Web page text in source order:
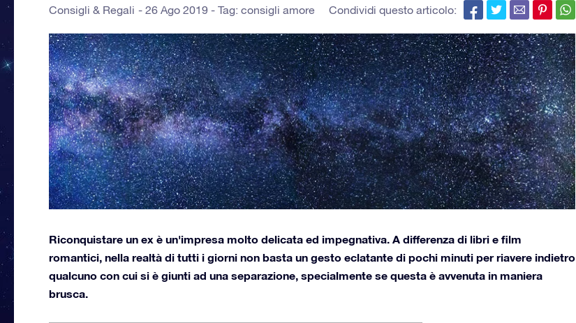
Consigli & Regali 26 Ago 2019 - Tag: consigli amore Condividi questo articolo:
Riconquistare un ex è un'impresa molto delicata ed impegnativa. A differenza di libri e film
romantici, nella realtà di tutti i giorni non basta un gesto eclatante di pochi minuti per riavere indietro
qualcuno con cui si è giunti ad una separazione, specialmente se questa è avvenuta in maniera
brusca.